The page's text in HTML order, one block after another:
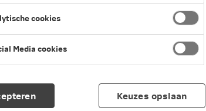
cookies
Media cookies
Keuzes opslaan